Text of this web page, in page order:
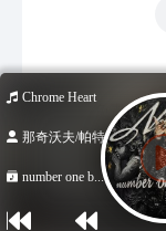
免责声明
Chrome Heart
那奇沃夫/帕特...
number one b...